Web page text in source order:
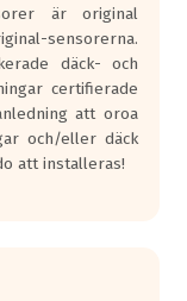
är original
sensorerna.
däck- och
certifierade
att oroa
och/eller däck
att installeras!